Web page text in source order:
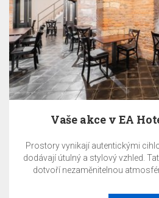
Vaše akce v EA
Prostory vynikají autentickými
dodávají útulný a stylový vzhled.
dotvoří nezaměnitelnou